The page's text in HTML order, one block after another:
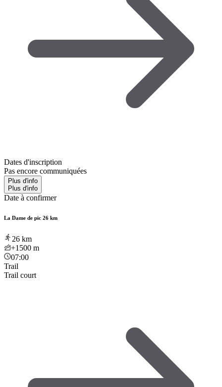
Dates d'inscription
Pas encore communiquées
Plus d'info
Plus d'info
Date à confirmer
La Dame de pic 26 km
26 km
+1500 m
07:00
Trail
Trail court